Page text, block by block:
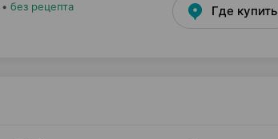
• без рецепта Где купить